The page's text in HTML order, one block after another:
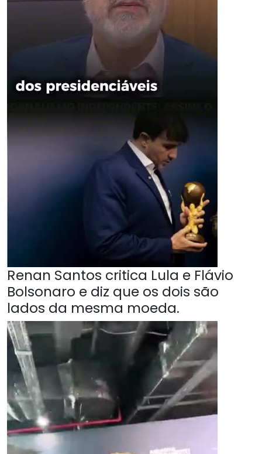
Renan Santos critica Lula e Flávio
Bolsonaro e diz que os dois são
lados da mesma moeda.